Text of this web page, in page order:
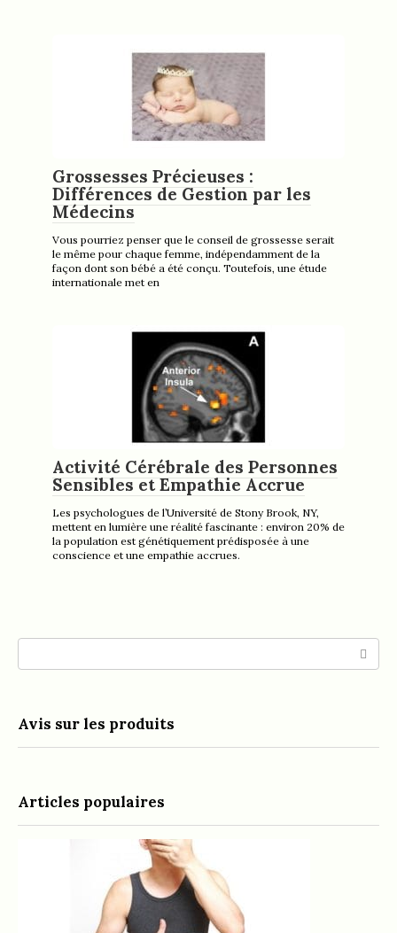
Grossesses Précieuses :
Différences de Gestion par les
Médecins
Vous pourriez penser que le conseil de grossesse serait
le même pour chaque femme, indépendamment de la
façon dont son bébé a été conçu. Toutefois, une étude
internationale met en
Activité Cérébrale des Personnes
Sensibles et Empathie Accrue
Les psychologues de l’Université de Stony Brook, NY,
mettent en lumière une réalité fascinante : environ 20% de
la population est génétiquement prédisposée à une
conscience et une empathie accrues.
Avis sur les produits
Articles populaires